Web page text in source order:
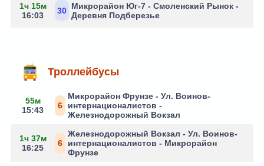
1ч 15м
16:03
30 Микрорайон Юг-7 - Смоленский Рынок -
Деревня Подберезье
Троллейбусы
55м
15:43
6
Микрорайон Фрунзе - Ул. Воинов-
интернационалистов -
Железнодорожный Вокзал
1ч 37м
16:25
6
Железнодорожный Вокзал - Ул. Воинов-
интернационалистов - Микрорайон
Фрунзе